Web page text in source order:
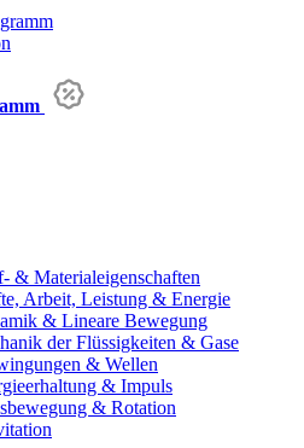
& Materialeigenschaften
Arbeit, Leistung & Energie
& Lineare Bewegung
der Flüssigkeiten & Gase
& Wellen
& Impuls
& Rotation